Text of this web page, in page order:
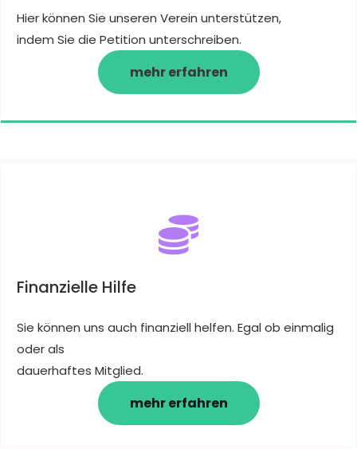
Hier können Sie unseren Verein unterstützen,
indem Sie die Petition unterschreiben.
mehr erfahren
Finanzielle Hilfe
Sie können uns auch finanziell helfen. Egal ob einmalig
oder als
dauerhaftes Mitglied.
mehr erfahren